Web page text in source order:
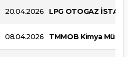
20.04.2026 LPG OTOGAZ
08.04.2026 TMMOB Kimya